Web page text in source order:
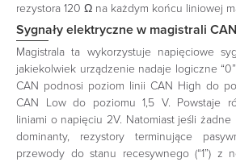
rezystora 120 Ω na każdym końcu liniowej
Sygnały elektryczne w magistrali CAN
Magistrala ta wykorzystuje napięciowe
jakiekolwiek urządzenie nadaje logiczne
CAN podnosi poziom linii CAN High do
CAN Low do poziomu 1,5 V. Powstaje
liniami o napięciu 2V. Natomiast jeśli
dominanty, rezystory terminujące
przewody do stanu recesywnego (“1”) z